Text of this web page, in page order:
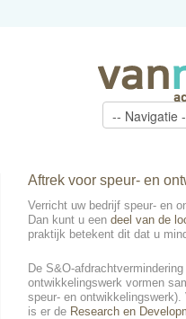
Aftrek voor speur- en
Verricht uw bedrijf speur- en
Dan kunt u een deel van de
praktijk betekent dit dat u
De S&O-
ontwikkelingswerk vormen
speur- en
is er de Research en